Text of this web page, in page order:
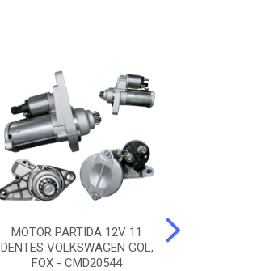
MOTOR PARTIDA 12V 11
DENTES VOLKSWAGEN GOL,
FOX - CMD20544